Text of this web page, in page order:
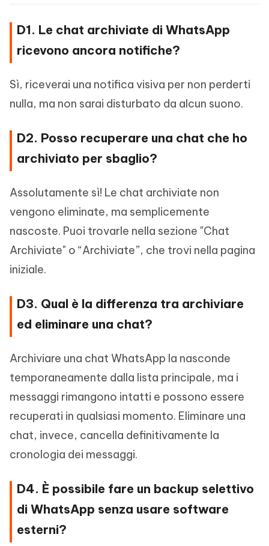
D1. Le chat archiviate di WhatsApp
ricevono ancora notifiche?
Sì, riceverai una notifica visiva per non perderti
nulla, ma non sarai disturbato da alcun suono.
D2. Posso recuperare una chat che ho
archiviato per sbaglio?
Assolutamente sì! Le chat archiviate non
vengono eliminate, ma semplicemente
nascoste. Puoi trovarle nella sezione "Chat
Archiviate" o “Archiviate”, che trovi nella pagina
iniziale.
D3. Qual è la differenza tra archiviare
ed eliminare una chat?
Archiviare una chat WhatsApp la nasconde
temporaneamente dalla lista principale, ma i
messaggi rimangono intatti e possono essere
recuperati in qualsiasi momento. Eliminare una
chat, invece, cancella definitivamente la
cronologia dei messaggi.
D4. È possibile fare un backup selettivo
di WhatsApp senza usare software
esterni?